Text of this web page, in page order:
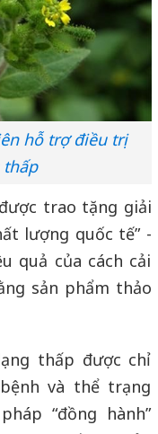
hỗ trợ điều trị
trao tặng giải
lượng quốc tế” -
quả của cách cải
sản phẩm thảo
thấp được chỉ
và thể trạng
“đồng hành”